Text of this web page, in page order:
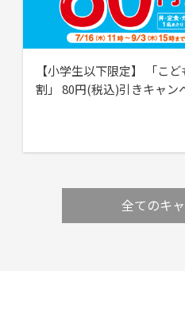
【小学生以下限定】 「こ
割」 80円(税込)引きキャン
全てのキ